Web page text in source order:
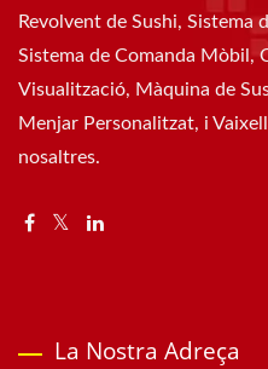
Revolvent de Sushi, Sistema
Sistema de Comanda Mòbil,
Visualització, Màquina de
Menjar Personalitzat, i
nosaltres.
La Nostra Adreça